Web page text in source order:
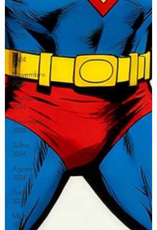
Julho
2025
Junho
2025
Dezembro
2024
Novembro
2024
Outubro
2024
Setembro
2024
Julho
2024
Agosto
2024
Junho
2024
Maio
2024